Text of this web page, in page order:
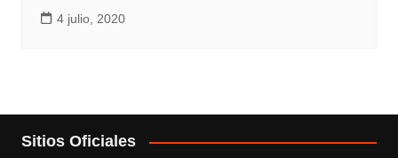
4 julio, 2020
Sitios Oficiales